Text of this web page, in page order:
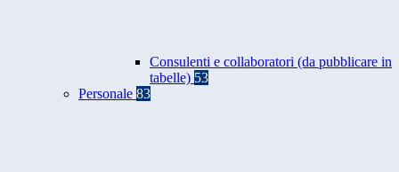
Consulenti e collaboratori (da pubblicare in
tabelle) 53
Personale 83